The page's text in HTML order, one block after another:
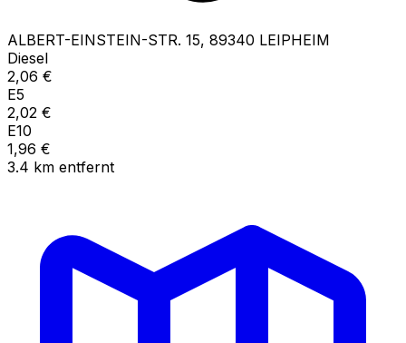
ALBERT-EINSTEIN-STR. 15, 89340 LEIPHEIM
Diesel
2,06 €
E5
2,02 €
E10
1,96 €
3.4 km entfernt